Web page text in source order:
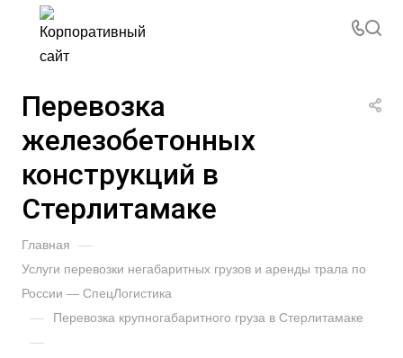
Перевозка
железобетонных
конструкций в
Стерлитамаке
Главная —
Услуги перевозки негабаритных грузов и аренды трала по
России — СпецЛогистика
— Перевозка крупногабаритного груза в Стерлитамаке
—